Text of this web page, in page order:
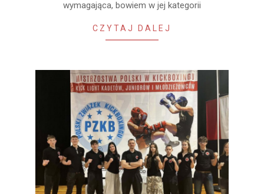
wymagająca, bowiem w jej kategorii
CZYTAJ DALEJ